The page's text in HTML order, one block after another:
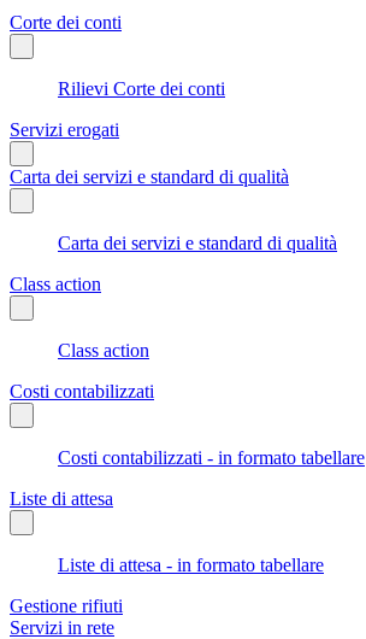
Corte dei conti
Rilievi Corte dei conti
Servizi erogati
Carta dei servizi e standard di qualità
Carta dei servizi e standard di qualità
Class action
Class action
Costi contabilizzati
Costi contabilizzati - in formato tabellare
Liste di attesa
Liste di attesa - in formato tabellare
Gestione rifiuti
Servizi in rete